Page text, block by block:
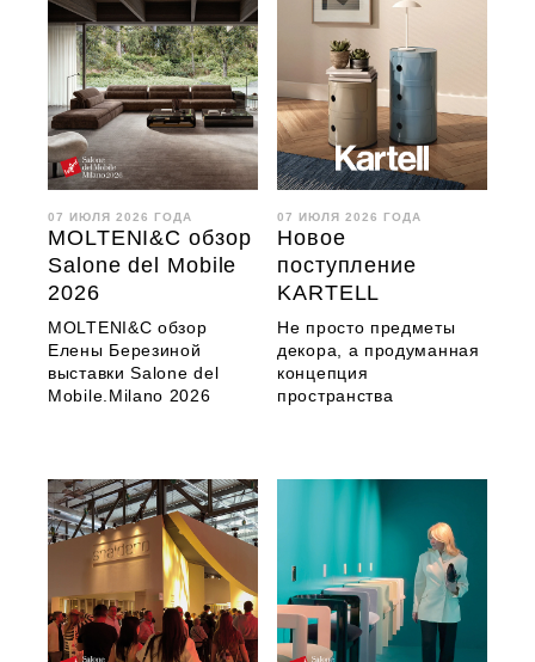
07 ИЮЛЯ 2026 ГОДА
MOLTENI&C обзор
Salone del Mobile
2026
MOLTENI&C обзор
Елены Березиной
выставки Salone del
Mobile.Milano 2026
07 ИЮЛЯ 2026 ГОДА
Новое
поступление
KARTELL
Не просто предметы
декора, а продуманная
концепция
пространства